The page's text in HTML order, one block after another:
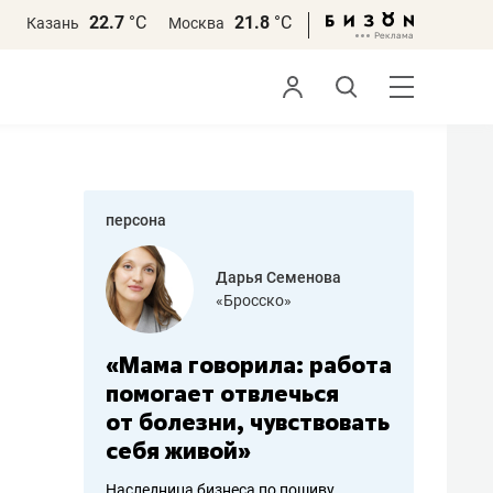
Казань 22.7 °С Москва 21.8 °С
персона
Дарья Семенова
«Бросско»
«Мама говорила: работа
помогает отвлечься
от болезни, чувствовать
себя живой»